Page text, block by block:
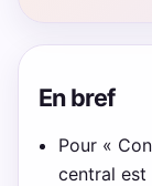
En bref
Pour «
central est